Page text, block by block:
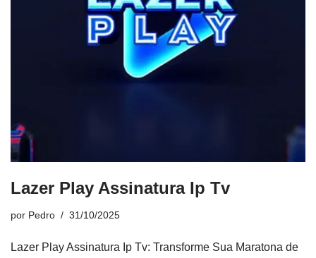
Lazer Play Assinatura Ip Tv
por Pedro 31/10/2025
Lazer Play Assinatura Ip Tv: Transforme Sua Maratona de